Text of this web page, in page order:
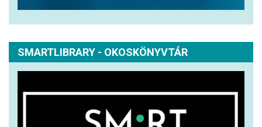
SMARTLIBRARY - OKOSKÖNYVTÁR